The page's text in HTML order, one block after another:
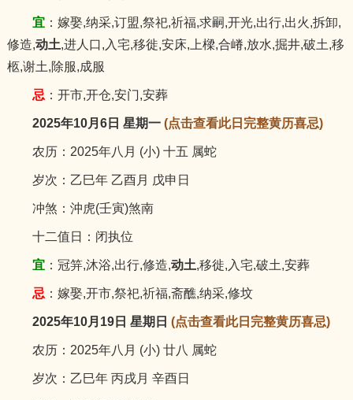
宜：嫁娶,纳采,订盟,祭祀,祈福,求嗣,开光,出行,出火,拆卸,
修造,动土,进人口,入宅,移徙,安床,上樑,合嵴,放水,掘井,破土,移
柩,谢土,除服,成服
忌 ：开市,开仓,安门,安葬
2025年10月6日 星期一 (点击查看此日完整黄历喜忌)
农历：2025年八月 (小) 十五 属蛇
岁次：乙巳年 乙酉月 戊申日
冲煞：沖虎(壬寅)煞南
十二值日：闭执位
宜：冠笄,沐浴,出行,修造,动土,移徙,入宅,破土,安葬
忌 ：嫁娶,开市,祭祀,祈福,斋醮,纳采,修坟
2025年10月19日 星期日 (点击查看此日完整黄历喜忌)
农历：2025年八月 (小) 廿八 属蛇
岁次：乙巳年 丙戌月 辛酉日